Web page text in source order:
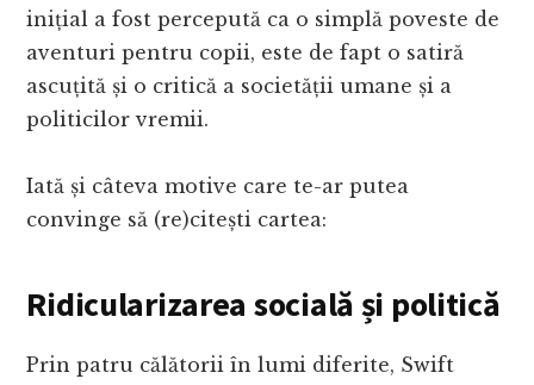
inițial a fost percepută ca o simplă poveste de
aventuri pentru copii, este de fapt o satiră
ascuțită și o critică a societății umane și a
politicilor vremii.
Iată și câteva motive care te-ar putea
convinge să (re)citești cartea:
Ridicularizarea socială și politică
Prin patru călătorii în lumi diferite, Swift